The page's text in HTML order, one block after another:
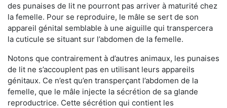
des punaises de lit ne pourront pas arriver à maturité chez
la femelle. Pour se reproduire, le mâle se sert de son
appareil génital semblable à une aiguille qui transpercera
la cuticule se situant sur l’abdomen de la femelle.
Notons que contrairement à d’autres animaux, les punaises
de lit ne s’accouplent pas en utilisant leurs appareils
génitaux. Ce n’est qu’en transperçant l’abdomen de la
femelle, que le mâle injecte la sécrétion de sa glande
reproductrice. Cette sécrétion qui contient les